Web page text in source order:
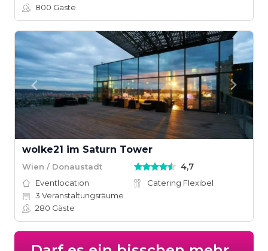
800 Gäste
wolke21 im Saturn Tower
Wien / Donaustadt 4,7
Eventlocation
Catering Flexibel
3 Veranstaltungsräume
280 Gäste